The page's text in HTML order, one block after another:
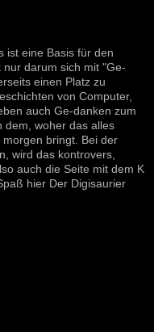
ist eine Basis für den
darum sich mit "Ge-
einen Platz zu
von Computer,
auch Ge-danken zum
dem, woher das alles
bringt. Bei der
wird das kontrovers,
auch die Seite mit dem K
hier Der Digisaurier